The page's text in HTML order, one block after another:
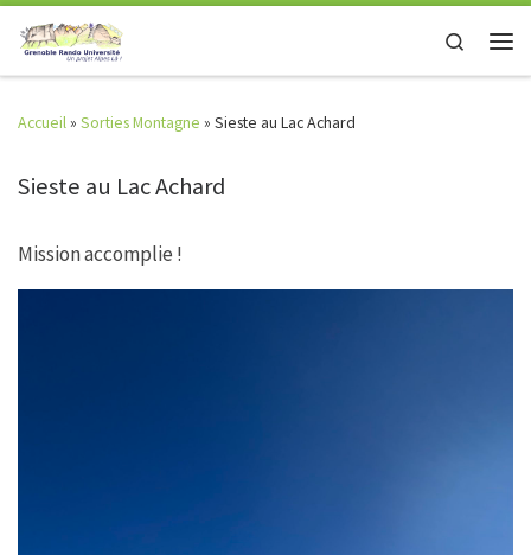
Skip to content
Search
Accueil» Sorties Montagne » Sieste au Lac Achard
Sieste au Lac Achard
Mission accomplie !